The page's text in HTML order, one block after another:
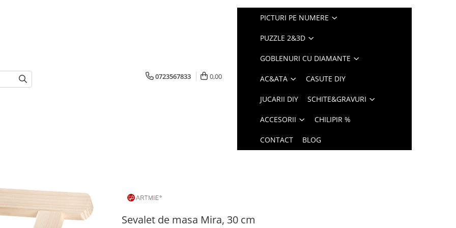
0723567833 0,00
PICTURI PE NUMERE
PUZZLE 2&3D
GOBLENURI CU DIAMANTE
AC&ATA CASUTE DIY
JUCARII DIY SCHITE&GRAVURI
ACCESORII CHILIPIR %
CONTACT BLOG
Sevalet de masa Mira, 30 cm